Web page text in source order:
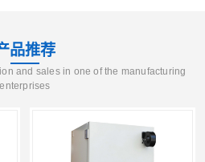
品推荐
and sales in one of the manufacturing
enterprises